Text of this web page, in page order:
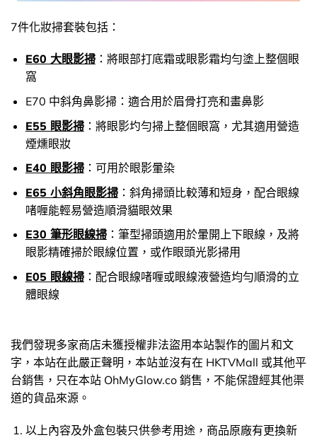
7件化妝掃套裝包括：
E60 大眼影掃：將眼部打底霜或眼影霜均勻塗上整個眼
窩
E70 中斜角鼻影掃：適合用於眉骨打亮和畫鼻影
E55 眼影掃：將眼影圴勻掃上整個眼窩，尤其適用營造
煙燻眼妝
E40 眼影掃：可用於眼影暈染
E65 小斜角眼影掃：斜角掃頭比較薄和短身，配合眼線
啫喱能輕易營造順滑貓眼效果
E30 筆形眼線掃：筆型掃頭適用於暈開上下眼線，及將
眼影精確掃於眼線位置，或作眼頭光影掃用
E05 眼線掃：配合眼線啫喱或眼線液營造均勻順滑的立
體眼線
我們發現多家商店未獲授權非法盜用本站製作的圖片和文
字，本站在此嚴正聲明，本站並沒有在 HKTVMall 或其他平
台銷售，只在本站 OhMyGlow.co 銷售，不能保證經其他渠
道的貨品來源。
以上內容及外盒包裝只供參考用途，商品原廠有更換新